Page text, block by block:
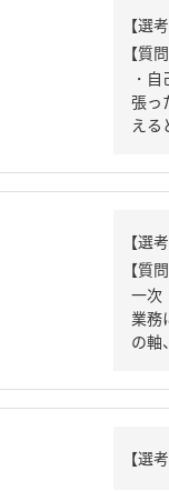
【質
・
張っ
える
【質
一次
業務
の軸